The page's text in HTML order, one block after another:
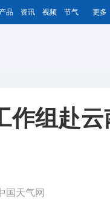
品 资讯 视频 节气 更多
作组赴
国天气网